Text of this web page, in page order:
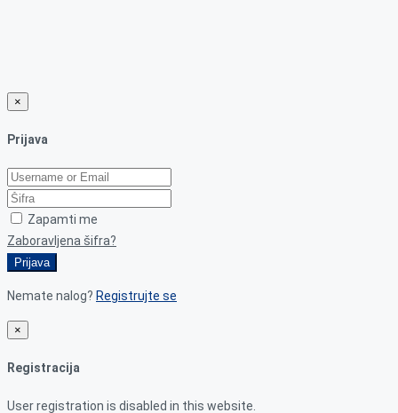
×
Prijava
Zapamti me
Zaboravljena šifra?
Prijava
Nemate nalog? Registrujte se
×
Registracija
User registration is disabled in this website.